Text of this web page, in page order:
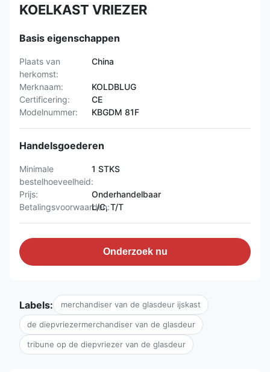
KOELKAST VRIEZER
Basis eigenschappen
Plaats van
herkomst:
China
Merknaam:
KOLDBLUG
Certificering:
CE
Modelnummer:
KBGDM 81F
Handelsgoederen
Minimale
bestelhoeveelheid:
1 STKS
Prijs:
Onderhandelbaar
Betalingsvoorwaarden:
L/C, T/T
Onderzoek nu
Labels: merchandiser van de glasdeur ijskast
de diepvriezermerchandiser van de glasdeur
tribune op de diepvriezer van de glasdeur